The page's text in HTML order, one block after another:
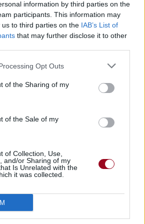
information by third parties on the
participants. This information may
to third parties on the IAB’s List of
that may further disclose it to other
Opt Outs
of the Sharing of my
of the Sale of my
of Collection, Use,
and/or Sharing of my
Is Unrelated with the
it was collected.